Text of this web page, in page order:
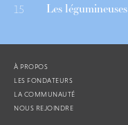
15 Les légumineuses
À PROPOS
LES FONDATEURS
LA COMMUNAUTÉ
NOUS REJOINDRE